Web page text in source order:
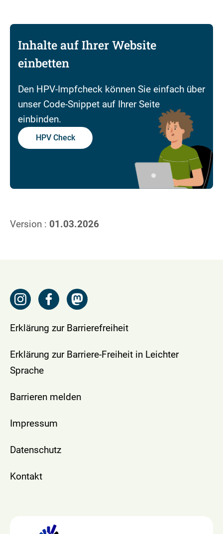
Inhalte auf Ihrer Website
einbetten
Den HPV-Impfcheck können Sie einfach über
unser Code-Snippet auf Ihrer Seite
einbinden.
HPV Check
Version : 01.03.2026
Erklärung zur Barrierefreiheit
Erklärung zur Barriere-Freiheit in Leichter
Sprache
Barrieren melden
Impressum
Datenschutz
Kontakt